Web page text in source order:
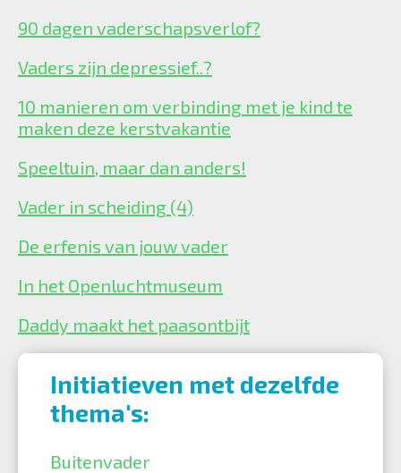
90 dagen vaderschapsverlof?
Vaders zijn depressief..?
10 manieren om verbinding met je kind te
maken deze kerstvakantie
Speeltuin, maar dan anders!
Vader in scheiding (4)
De erfenis van jouw vader
In het Openluchtmuseum
Daddy maakt het paasontbijt
Initiatieven met dezelfde
thema's:
Buitenvader